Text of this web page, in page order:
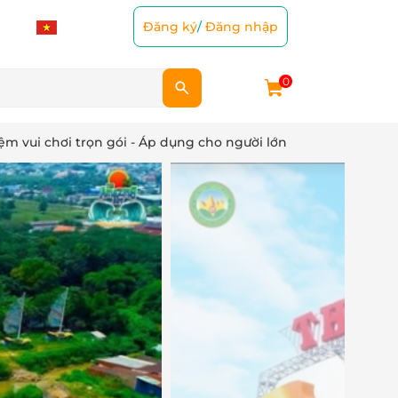
Đăng ký/Đăng nhập
0
vui chơi trọn gói - Áp dụng cho người lớn